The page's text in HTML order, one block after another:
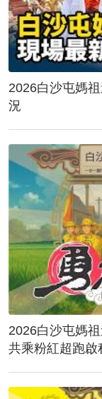
2026白沙屯媽
況
2026白沙屯媽
共乘粉紅超跑啟